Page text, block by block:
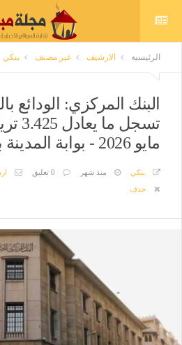
الرئيسية الارشيف غير مصنف بنكي
البنك المركزي: الودائع
تسجل
مايو 2026 - بوابة المدينة برس
بنكي منذ شهر 0 تعليق
حذف